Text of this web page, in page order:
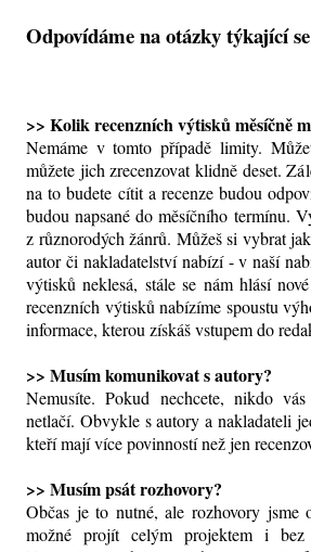
Odpovídáme na otázky týkající
>> Kolik recenzních výtisků měsíčně
Nemáme v tomto případě limity.
můžete jich zrecenzovat klidně deset.
na to budete cítit a recenze budou
budou napsané do měsíčního termínu.
z různorodých žánrů. Můžeš si vybrat
autor či nakladatelství nabízí - v naší
výtisků neklesá, stále se nám hlásí
recenzních výtisků nabízíme spoustu
informace, kterou získáš vstupem do
>> Musím komunikovat s autory?
Nemusíte. Pokud nechcete, nikdo
netlačí. Obvykle s autory a nakladateli
kteří mají více povinností než jen
>> Musím psát rozhovory?
Občas je to nutné, ale rozhovory jsme
možné projít celým projektem i bez